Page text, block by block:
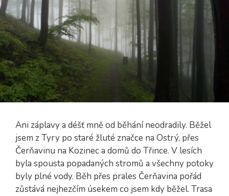
Ani záplavy a déšť mně od běhání neodradily. Běžel
jsem z Tyry po staré žluté značce na Ostrý, přes
Čerňavinu na Kozinec a domů do Třince. V lesích
byla spousta popadaných stromů a všechny potoky
byly plné vody. Běh přes prales Čerňavina pořád
zůstává nejhezčím úsekem co jsem kdy běžel. Trasa